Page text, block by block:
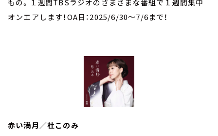
もの。１週間TBSラジオのさまざまな番組で１週間集中
オンエアします！OA日：2025/6/30～7/6まで！
赤い満月／杜このみ